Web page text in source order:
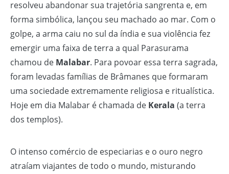
resolveu abandonar sua trajetória sangrenta e, em
forma simbólica, lançou seu machado ao mar. Com o
golpe, a arma caiu no sul da índia e sua violência fez
emergir uma faixa de terra a qual Parasurama
chamou de Malabar. Para povoar essa terra sagrada,
foram levadas famílias de Brâmanes que formaram
uma sociedade extremamente religiosa e ritualística.
Hoje em dia Malabar é chamada de Kerala (a terra
dos templos).
O intenso comércio de especiarias e o ouro negro
atraíam viajantes de todo o mundo, misturando